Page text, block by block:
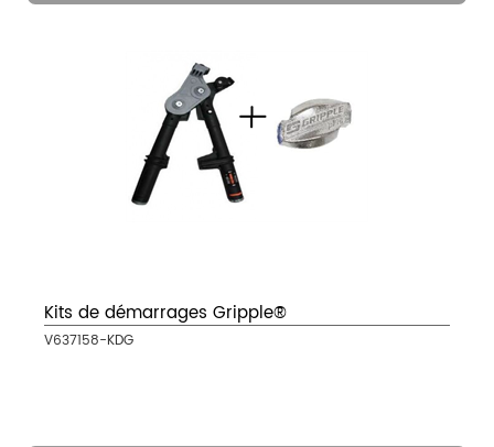
Kits de démarrages Gripple®
V637158-KDG